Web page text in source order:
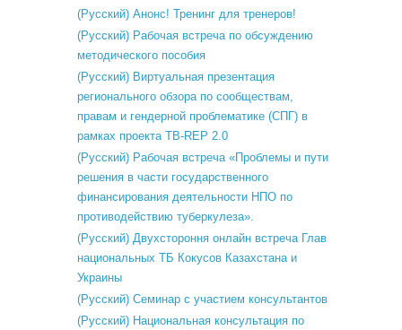
(Русский) Анонс! Тренинг для тренеров!
(Русский) Рабочая встреча по обсуждению
методического пособия
(Русский) Виртуальная презентация
регионального обзора по сообществам,
правам и гендерной проблематике (СПГ) в
рамках проекта TB-REP 2.0
(Русский) Рабочая встреча «Проблемы и пути
решения в части государственного
финансирования деятельности НПО по
противодействию туберкулеза».
(Русский) Двухстороння онлайн встреча Глав
национальных ТБ Кокусов Казахстана и
Украины
(Русский) Семинар с участием консультантов
(Русский) Национальная консультация по